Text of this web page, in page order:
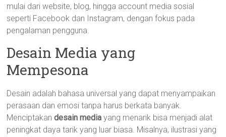
mulai dari website, blog, hingga account media sosial
seperti Facebook dan Instagram, dengan fokus pada
pengalaman pengguna.
Desain Media yang
Mempesona
Desain adalah bahasa universal yang dapat menyampaikan
perasaan dan emosi tanpa harus berkata banyak.
Menciptakandesain media yang menarik bisa menjadi alat
peningkat daya tarik yang luar biasa. Misalnya, ilustrasi yang